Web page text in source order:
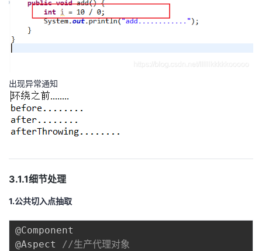
出现异常通知
3.1.1细节处理
1.公共切入点抽取
@Component
@Aspect
//生产代理对象